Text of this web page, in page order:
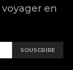
en
SOUSCRIRE